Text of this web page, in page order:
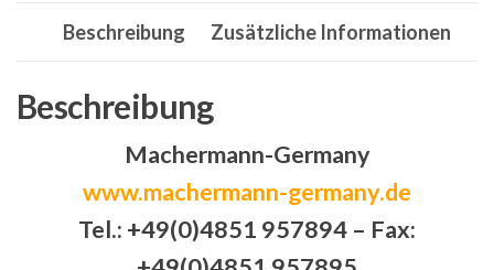
Beschreibung Zusätzliche Informationen
Beschreibung
Machermann-Germany
www.machermann-germany.de
Tel.: +49(0)4851 957894 – Fax: